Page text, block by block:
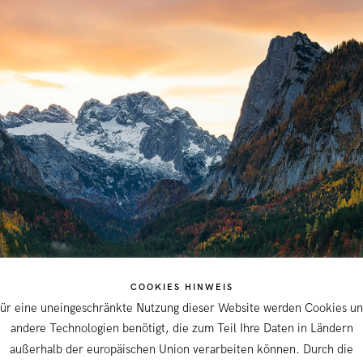
COOKIES HINWEIS
eine uneingeschränkte Nutzung dieser Website werden Cookies
andere Technologien benötigt, die zum Teil Ihre Daten in Ländern
außerhalb der europäischen Union verarbeiten können. Durch die